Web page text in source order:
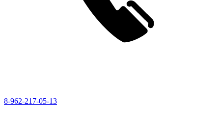
8-962-217-05-13